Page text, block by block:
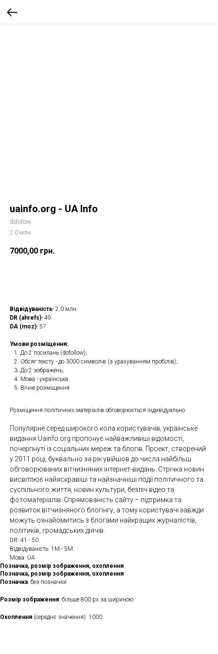
uainfo.org - UA Info
dofollow
2.0 млн.
7000,00 грн.
Відвідуваність- 2.0 млн.
DR (ahrefs)- 49
DA (moz)- 57
Умови розміщення:
До 2 посилань (dofollow);
Обсяг тексту - до 3000 символів (з урахуванням пробілів);
До 2 зображень;
Мова - українська
Вічне розміщення
Розміщення політичних матеріалів обговорюється індивідуально
Популярне серед широкого кола користувачів, українське
видання Uainfo.org пропонує найважливіші відомості,
почерпнуті із соціальних мереж та блогів. Проект, створений
у 2011 році, буквально за рік увійшов до числа найбільш
обговорюваних вітчизняних інтернет-видань. Стрічка новин
висвітлює найяскравіші та найзначніші події політичного та
суспільного життя, новин культури, безліч відео та
фотоматеріалів. Спрямованість сайту – підтримка та
розвиток вітчизняного блогінгу, а тому користувачі завжди
можуть ознайомитись з блогами найкращих журналістів,
політиків, громадських діячів.
DR: 41 - 50
Відвідуваність: 1М - 5М
Мова: UA
Позначка, розмір зображення, охоплення
Позначка, розмір зображення, охоплення
Позначка: без позначки
Розмір зображення: більше 800 рх за шириною
Охоплення (середнє значення): 1000